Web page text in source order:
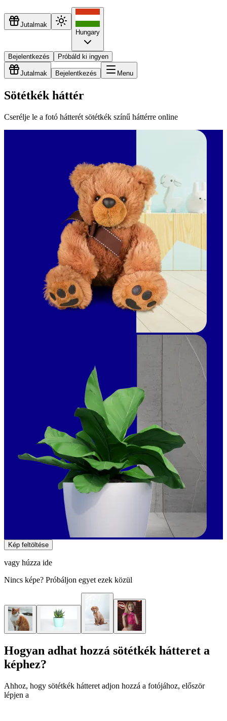
Jutalmak
Hungary
Bejelentkezés Próbáld ki ingyen
Jutalmak Bejelentkezés Menu
Sötétkék háttér
Cserélje le a fotó hátterét sötétkék színű háttérre online
Kép feltöltése
vagy húzza ide
Nincs képe? Próbáljon egyet ezek közül
Hogyan adhat hozzá sötétkék hátteret a
képhez?
Ahhoz, hogy sötétkék hátteret adjon hozzá a fotójához, először
lépjen a